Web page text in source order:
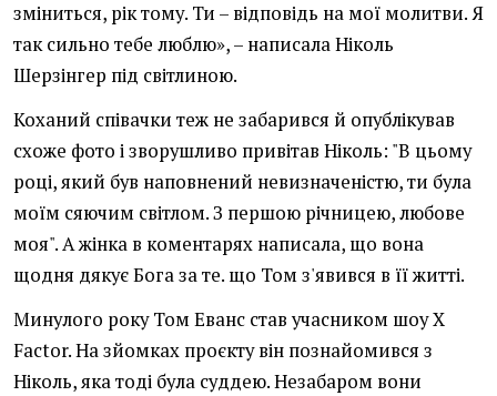
зміниться, рік тому. Ти – відповідь на мої молитви. Я
так сильно тебе люблю», – написала Ніколь
Шерзінгер під світлиною.
Коханий співачки теж не забарився й опублікував
схоже фото і зворушливо привітав Ніколь: "В цьому
році, який був наповнений невизначеністю, ти була
моїм сяючим світлом. З першою річницею, любове
моя". А жінка в коментарях написала, що вона
щодня дякує Бога за те. що Том з'явився в її житті.
Минулого року Том Еванс став учасником шоу X
Factor. На зйомках проєкту він познайомився з
Ніколь, яка тоді була суддею. Незабаром вони